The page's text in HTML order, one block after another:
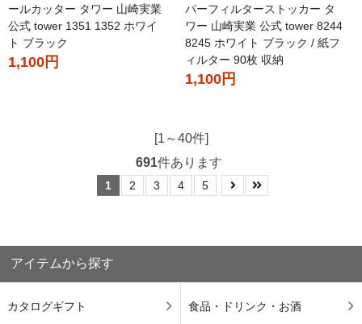
ールカッター タワー 山崎実業
公式 tower 1351 1352 ホワイ
ト ブラック
1,100円
パーフィルターストッカー タ
ワー 山崎実業 公式 tower 8244
8245 ホワイト ブラック / 紙フ
ィルター 90枚 収納
1,100円
[1～40件]
691件あります
1 2 3 4 5
アイテムから探す
カタログギフト 食品・ドリンク・お酒